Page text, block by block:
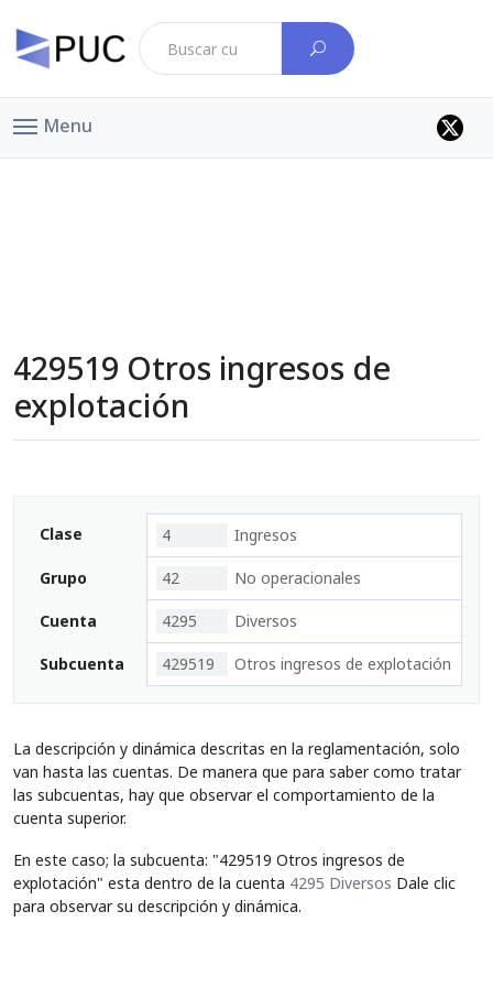
Menu
429519 Otros ingresos de
explotación
Clase 4 Ingresos
Grupo 42 No operacionales
Cuenta 4295 Diversos
Subcuenta 429519 Otros ingresos de explotación
La descripción y dinámica descritas en la reglamentación, solo
van hasta las cuentas. De manera que para saber como tratar
las subcuentas, hay que observar el comportamiento de la
cuenta superior.
En este caso; la subcuenta: "429519 Otros ingresos de
explotación" esta dentro de la cuenta 4295 Diversos Dale clic
para observar su descripción y dinámica.